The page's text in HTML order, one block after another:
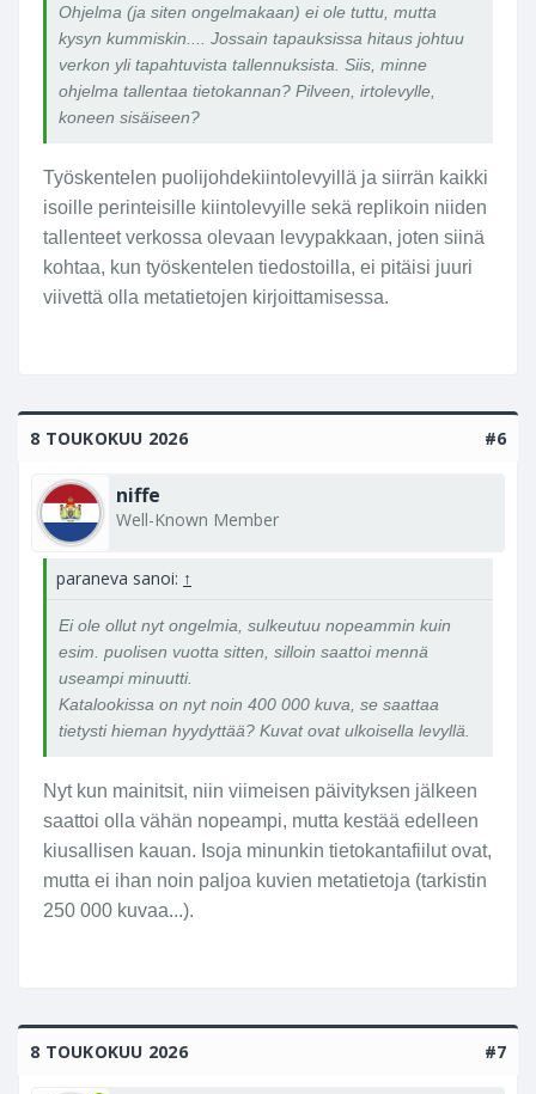
Ohjelma (ja siten ongelmakaan) ei ole tuttu, mutta
kysyn kummiskin.... Jossain tapauksissa hitaus johtuu
verkon yli tapahtuvista tallennuksista. Siis, minne
ohjelma tallentaa tietokannan? Pilveen, irtolevylle,
koneen sisäiseen?
Työskentelen puolijohdekiintolevyillä ja siirrän kaikki
isoille perinteisille kiintolevyille sekä replikoin niiden
tallenteet verkossa olevaan levypakkaan, joten siinä
kohtaa, kun työskentelen tiedostoilla, ei pitäisi juuri
viivettä olla metatietojen kirjoittamisessa.
8 TOUKOKUU 2026 #6
niffe
Well-Known Member
paraneva sanoi: ↑
Ei ole ollut nyt ongelmia, sulkeutuu nopeammin kuin
esim. puolisen vuotta sitten, silloin saattoi mennä
useampi minuutti.
Katalookissa on nyt noin 400 000 kuva, se saattaa
tietysti hieman hyydyttää? Kuvat ovat ulkoisella levyllä.
Nyt kun mainitsit, niin viimeisen päivityksen jälkeen
saattoi olla vähän nopeampi, mutta kestää edelleen
kiusallisen kauan. Isoja minunkin tietokantafiilut ovat,
mutta ei ihan noin paljoa kuvien metatietoja (tarkistin
250 000 kuvaa...).
8 TOUKOKUU 2026 #7